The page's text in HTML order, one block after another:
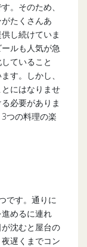
。そのため、
たくさんあ
し続けていま
ルも人気が急
ていること
す。しかし、
にはなりませ
必要がありま
つの料理の楽
です。通りに
めるに連れ
沈むと屋台の
遅くまでコン